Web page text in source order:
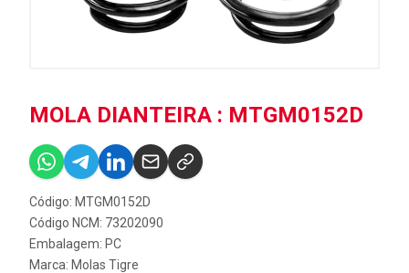
MOLA DIANTEIRA : MTGM0152D
Código: MTGM0152D
Código NCM: 73202090
Embalagem: PC
Marca: Molas Tigre